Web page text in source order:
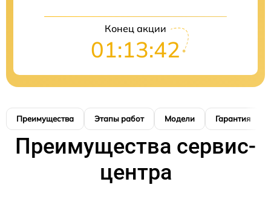
Конец акции
01:13:41
Преимущества Этапы работ Модели Гарантия
Преимущества сервис-
центра